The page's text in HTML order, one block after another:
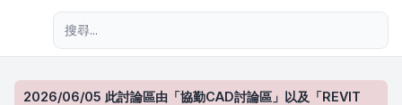
2026/06/05 此討論區由「協勤CAD討論區」以及「REVIT